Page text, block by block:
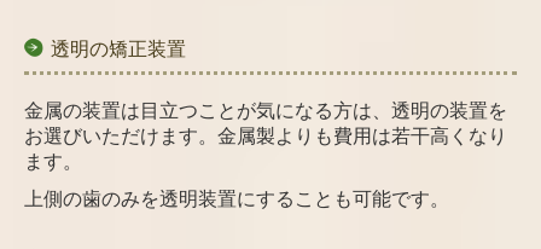
透明の矯正装置
金属の装置は目立つことが気になる方は、透明の装置を
お選びいただけます。金属製よりも費用は若干高くなり
ます。
上側の歯のみを透明装置にすることも可能です。